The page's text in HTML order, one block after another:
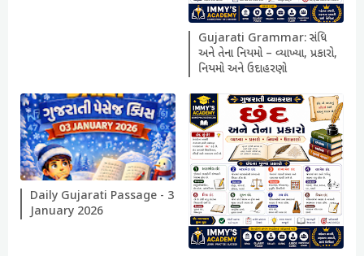
Gujarati Grammar: સંધિ
અને તેના નિયમો – વ્યાખ્યા, પ્રકારો,
નિયમો અને ઉદાહરણો
Daily Gujarati Passage - 3
January 2026